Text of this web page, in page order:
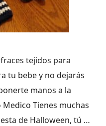
tejidos para
tu bebe y no dejarás
manos a la
Tienes muchas
de Halloween, tú …